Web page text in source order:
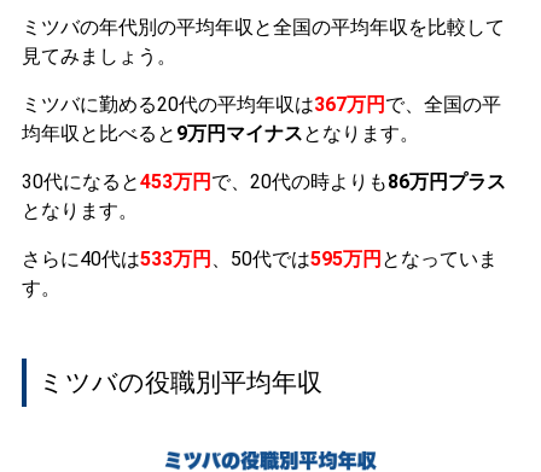
ミツバの年代別の平均年収と全国の平均年収を比較して
見てみましょう。
ミツバに勤める20代の平均年収は367万円 で、全国の平
均年収と比べると 9万円マイナスとなります。
30代になると453万円 で、20代の時よりも86万円プラス
となります。
さらに40代は533万円 、50代では595万円 となっていま
す。
ミツバの役職別平均年収